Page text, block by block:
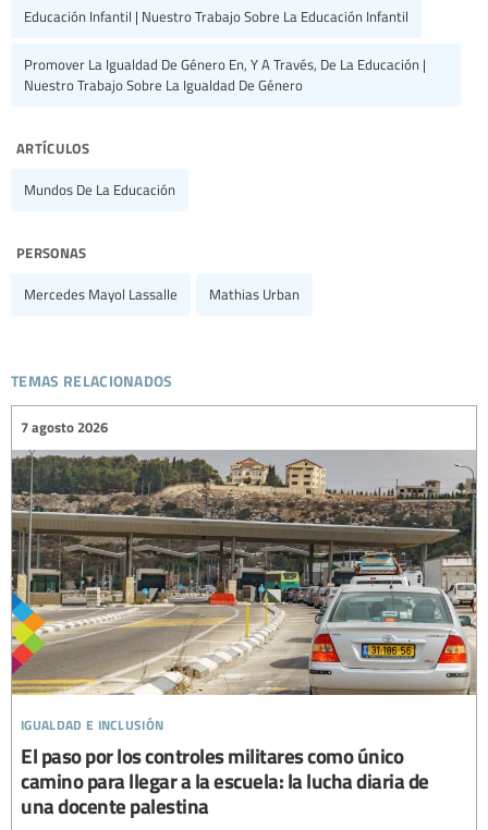
Educación Infantil | Nuestro Trabajo Sobre La Educación Infantil
Promover La Igualdad De Género En, Y A Través, De La Educación |
Nuestro Trabajo Sobre La Igualdad De Género
artículos
Mundos De La Educación
personas
Mercedes Mayol Lassalle Mathias Urban
temas relacionados
igualdad e inclusión
7 agosto 2026
El paso por los controles militares como único
camino para llegar a la escuela: la lucha diaria de
una docente palestina